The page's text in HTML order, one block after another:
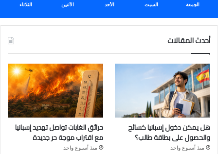
الجمعة السبت الأحد الأثنين الثلاثاء
أحدث المقالات
هل يمكن دخول إسبانيا كسائح
والحصول على بطاقة طالب؟
منذ أسبوع واحد
حرائق الغابات تواصل تهديد إسبانيا
مع اقتراب موجة حر جديدة
منذ أسبوع واحد